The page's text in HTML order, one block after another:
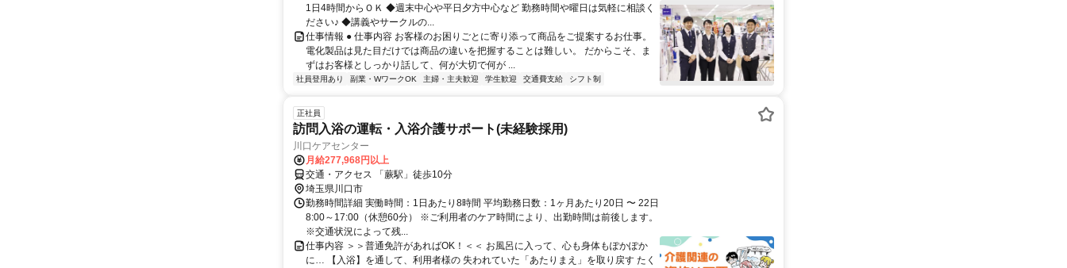
1日4時間からＯＫ ◆週末中心や平日夕方中心など 勤務時間や曜日は気軽に相談く
ださい♪ ◆講義やサークルの...
仕事情報 ● 仕事内容 お客様のお困りごとに寄り添って商品をご提案するお仕事。
電化製品は見た目だけでは商品の違いを把握することは難しい。 だからこそ、ま
ずはお客様としっかり話して、何が大切で何が ...
社員登用あり 副業・WワークOK 主婦・主夫歓迎 学生歓迎 交通費支給 シフト制
正社員
訪問入浴の運転・入浴介護サポート(未経験採用)
川口ケアセンター
月給277,968円以上
交通・アクセス 「蕨駅」徒歩10分
埼玉県川口市
勤務時間詳細 実働時間：1日あたり8時間 平均勤務日数：1ヶ月あたり20日 〜 22日
8:00～17:00（休憩60分） ※ご利用者のケア時間により、出勤時間は前後します。
※交通状況によって残...
仕事内容 ＞＞普通免許があればOK！＜＜ お風呂に入って、心も身体もぽかぽか
に… 【入浴】を通して、利用者様の 失われていた「あたりまえ」を取り戻す たく